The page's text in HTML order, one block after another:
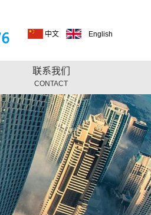
中文 English
联系我们
CONTACT